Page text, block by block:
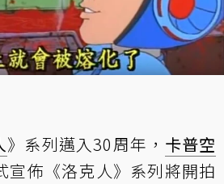
》系列邁入30周年， 卡普空
宣佈《洛克人》系列將開拍